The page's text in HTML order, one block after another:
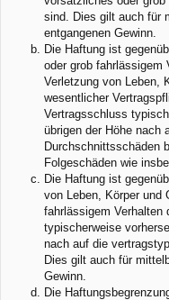
sind. Dies gilt auch für
entgangenen Gewinn.
Die Haftung ist
oder grob fahrlässigem
Verletzung von Leben,
wesentlicher
Vertragsschluss
übrigen der Höhe nach
Durchschnittsschäden
Folgeschäden wie
Die Haftung ist
von Leben, Körper und
fahrlässigem Verhalten
typischerweise
nach auf die
Dies gilt auch für
Gewinn.
Die